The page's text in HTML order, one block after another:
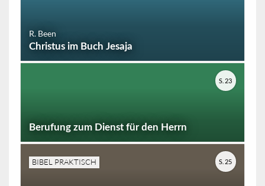
R. Been
Christus im Buch Jesaja
Berufung zum Dienst für den Herrn
S. 23
BIBEL PRAKTISCH S. 25